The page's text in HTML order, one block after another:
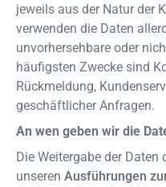
jeweils aus der Natur der
verwenden die Daten
unvorhersehbare oder
häufigsten Zwecke sind
Rückmeldung,
geschäftlicher Anfragen.
An wen geben wir die
Die Weitergabe der
unseren Ausführungen